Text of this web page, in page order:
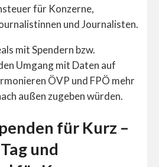
für Konzerne,
und Journalisten.
mit Spendern bzw.
Umgang mit Daten auf
ÖVP und FPÖ mehr
außen zugeben würden.
für Kurz –
und